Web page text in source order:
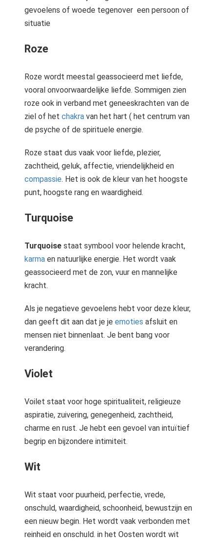
gevoelens of woede tegenover een persoon of
situatie
Roze
Roze wordt meestal geassocieerd met liefde,
vooral onvoorwaardelijke liefde. Sommigen zien
roze ook in verband met geneeskrachten van de
ziel of het chakra van het hart ( het centrum van
de psyche of de spirituele energie.
Roze staat dus vaak voor liefde, plezier,
zachtheid, geluk, affectie, vriendelijkheid en
compassie. Het is ook de kleur van het hoogste
punt, hoogste rang en waardigheid.
Turquoise
Turquoise staat symbool voor helende kracht,
karma en natuurlijke energie. Het wordt vaak
geassocieerd met de zon, vuur en mannelijke
kracht.
Als je negatieve gevoelens hebt voor deze kleur,
dan geeft dit aan dat je je emoties afsluit en
mensen niet binnenlaat. Je bent bang voor
verandering.
Violet
Voilet staat voor hoge spiritualiteit, religieuze
aspiratie, zuivering, genegenheid, zachtheid,
charme en rust. Je hebt een gevoel van intuïtief
begrip en bijzondere intimiteit.
Wit
Wit staat voor puurheid, perfectie, vrede,
onschuld, waardigheid, schoonheid, bewustzijn en
een nieuw begin. Het wordt vaak verbonden met
reinheid en onschuld. in het Oosten wordt wit